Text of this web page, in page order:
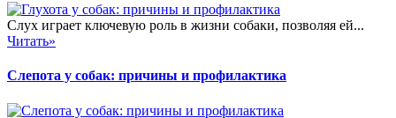
Слух играет ключевую роль в жизни собаки, позволяя ей...
Читать»
Слепота у собак: причины и профилактика